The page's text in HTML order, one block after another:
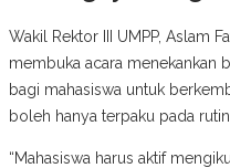
Wakil Rektor III UMPP, Aslam
membuka acara menekankan
bagi mahasiswa untuk
boleh hanya terpaku pada
“Mahasiswa harus aktif